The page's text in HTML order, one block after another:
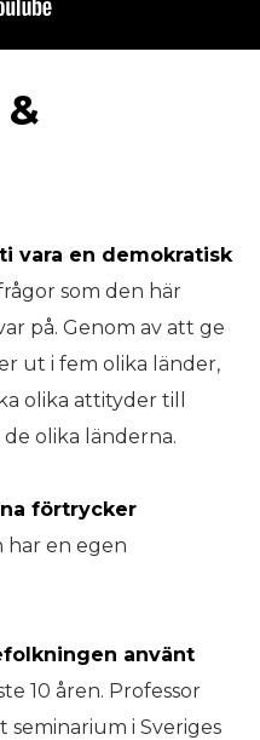
vara en demokratisk
som den här
på. Genom av att ge
ut i fem olika länder,
olika attityder till
olika länderna.
förtrycker
har en egen
använt
10 åren. Professor
seminarium i Sveriges